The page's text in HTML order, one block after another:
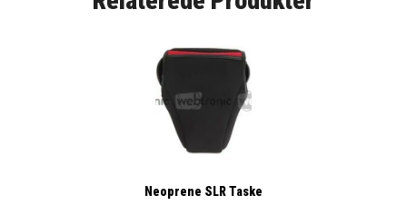
Neoprene SLR Taske